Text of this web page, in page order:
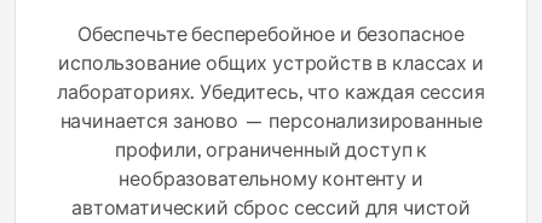
Обеспечьте бесперебойное и безопасное
использование общих устройств в классах и
лабораториях. Убедитесь, что каждая сессия
начинается заново — персонализированные
профили, ограниченный доступ к
необразовательному контенту и
автоматический сброс сессий для чистой